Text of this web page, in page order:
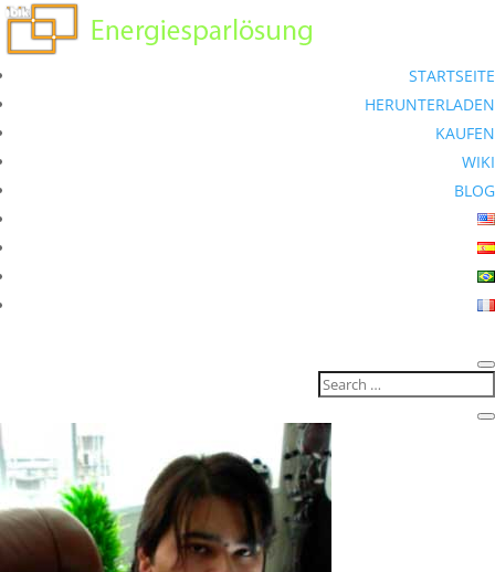
STARTSEITE
HERUNTERLADEN
KAUFEN
WIKI
BLOG